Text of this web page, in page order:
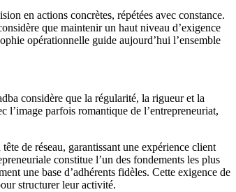
en actions concrètes, répétées avec constance.
que maintenir un haut niveau d’exigence
opérationnelle guide aujourd’hui l’ensemble
considère que la régularité, la rigueur et la
l’image parfois romantique de l’entrepreneuriat,
de réseau, garantissant une expérience client
constitue l’un des fondements les plus
une base d’adhérents fidèles. Cette exigence de
structurer leur activité.